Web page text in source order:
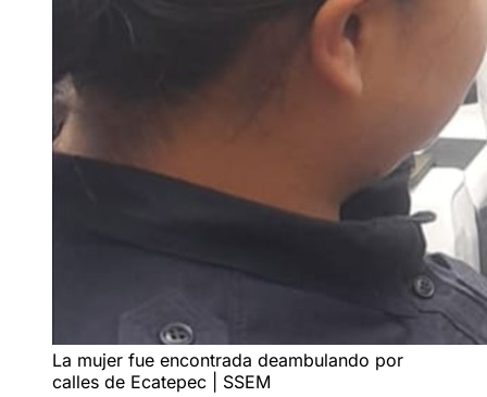
La mujer fue encontrada deambulando por
calles de Ecatepec | SSEM